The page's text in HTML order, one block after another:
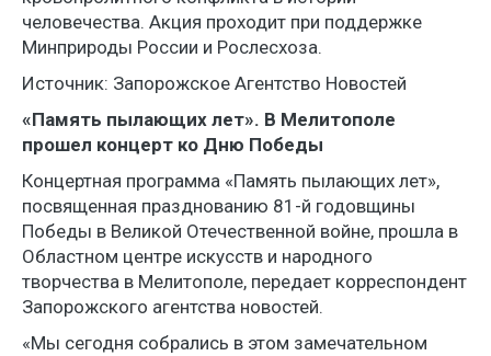
человечества. Акция проходит при поддержке
Минприроды России и Рослесхоза.
Источник: Запорожское Агентство Новостей
«Память пылающих лет». В Мелитополе
прошел концерт ко Дню Победы
Концертная программа «Память пылающих лет»,
посвященная празднованию 81-й годовщины
Победы в Великой Отечественной войне, прошла в
Областном центре искусств и народного
творчества в Мелитополе, передает корреспондент
Запорожского агентства новостей.
«Мы сегодня собрались в этом замечательном